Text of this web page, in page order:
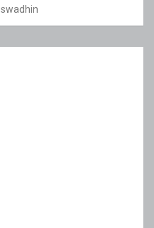
swadhin